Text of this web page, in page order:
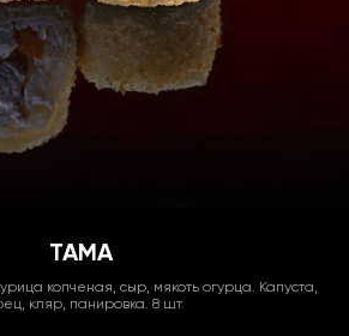
ТАМА
копченая, сыр, мякоть огурца. Капуста,
кляр, панировка. 8 шт.